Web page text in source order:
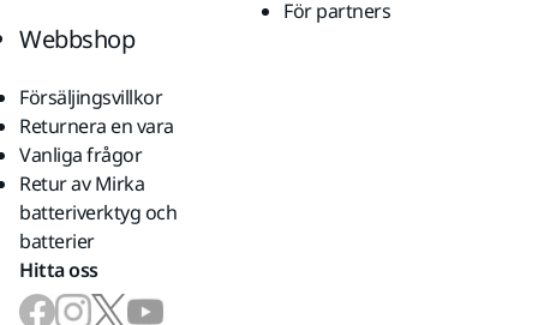
För partners
Webbshop
Försäljingsvillkor
Returnera en vara
Vanliga frågor
Retur av Mirka
batteriverktyg och
batterier
Hitta oss